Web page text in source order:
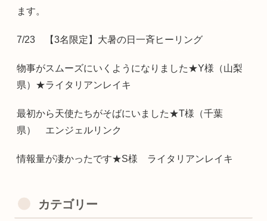
ます。
7/23 【3名限定】大暑の日一斉ヒーリング
物事がスムーズにいくようになりました★Y様（山梨
県）★ライタリアンレイキ
最初から天使たちがそばにいました★T様（千葉
県） エンジェルリンク
情報量が凄かったです★S様 ライタリアンレイキ
カテゴリー